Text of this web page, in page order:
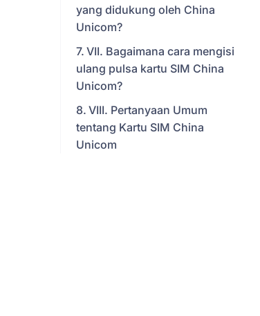
yang didukung oleh China
Unicom?
VII. Bagaimana cara mengisi
ulang pulsa kartu SIM China
Unicom?
VIII. Pertanyaan Umum
tentang Kartu SIM China
Unicom